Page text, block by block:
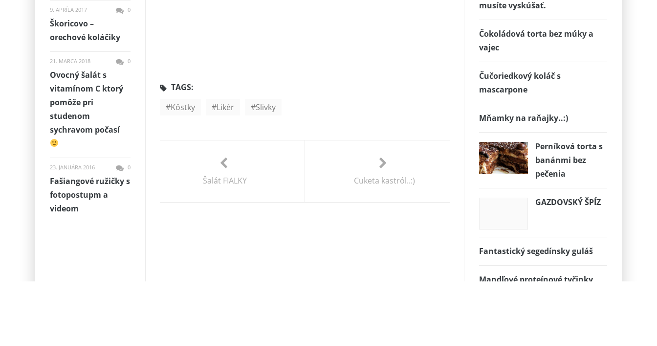
TAGS:
Kôstky
Likér Slivky
Šalát FIALKY Cuketa kastról..:)
musíte vyskúšať.
Čokoládová torta bez múky a
vajec
Čučoriedkový koláč s
mascarpone
Mňamky na raňajky..:)
Perníková torta s
banánmi bez
pečenia
GAZDOVSKÝ ŠPÍZ
Fantastický segedínsky guláš
Mandľové proteínové tyčinky
9. APRÍLA 2017 0
Škoricovo –
orechové koláčiky
21. MARCA 2018 0
Ovocný šalát s
vitamínom C ktorý
pomôže pri
studenom
sychravom počasí
23. JANUÁRA 2016 0
Fašiangové ružičky s
fotopostupm a
videom